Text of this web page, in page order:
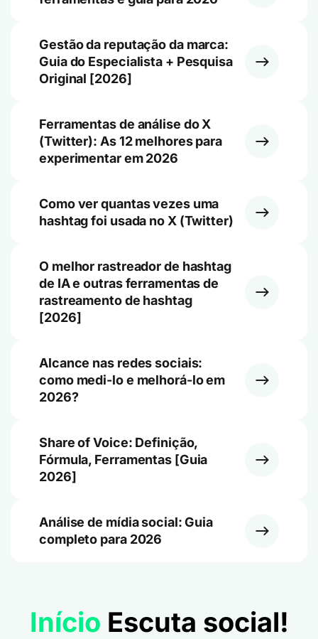
Gestão da reputação da marca:
Guia do Especialista + Pesquisa
Original [2026]
Ferramentas de análise do X
(Twitter): As 12 melhores para
experimentar em 2026
Como ver quantas vezes uma
hashtag foi usada no X (Twitter)
O melhor rastreador de hashtag
de IA e outras ferramentas de
rastreamento de hashtag
[2026]
Alcance nas redes sociais:
como medi-lo e melhorá-lo em
2026?
Share of Voice: Definição,
Fórmula, Ferramentas [Guia
2026]
Análise de mídia social: Guia
completo para 2026
Início Escuta social!